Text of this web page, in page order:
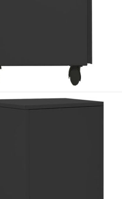
шкаф за архивиране е
и лесен за почистване. С 2
категории и да ги
може свободно да се
лагери осигуряват
да бъдат отворени докрай.
на
Д x В)
спирачка, 2 задни колела и 1